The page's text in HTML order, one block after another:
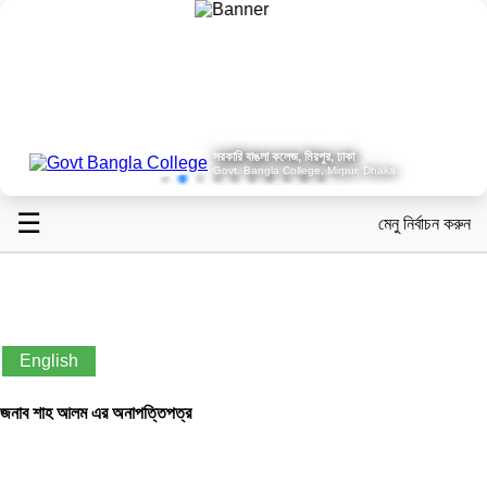
সরকারি বাঙলা কলেজ, মিরপুর, ঢাকা
Govt. Bangla College, Mirpur, Dhaka
☰ মেনু নির্বাচন করুন
English
জনাব শাহ আলম এর অনাপত্তিপত্র